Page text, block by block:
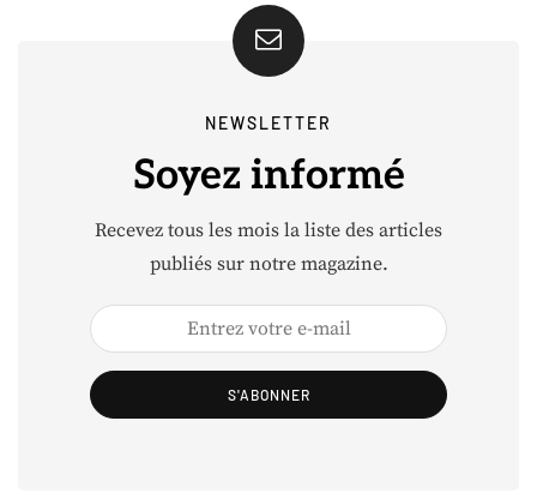
NEWSLETTER
Soyez informé
Recevez tous les mois la liste des articles
publiés sur notre magazine.
S'ABONNER